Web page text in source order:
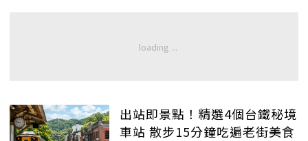
出站即景點！精選4個台鐵秘境
車站 散步15分鐘吃遍老街美食